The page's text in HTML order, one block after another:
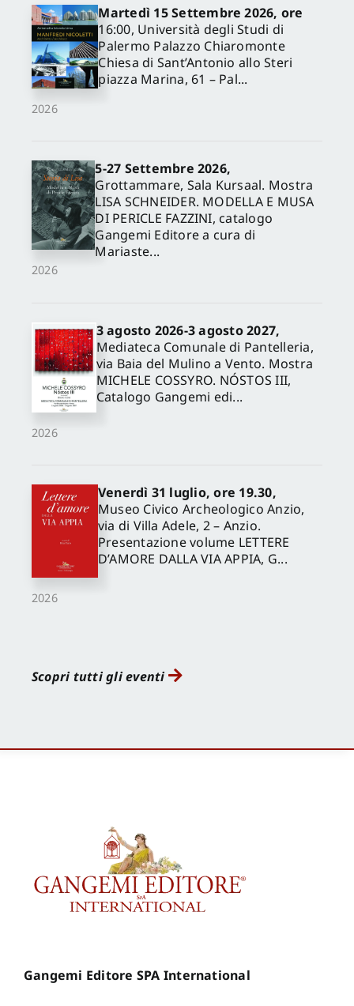
2026
Martedì 15 Settembre 2026, ore
16:00, Università degli Studi di
Palermo Palazzo Chiaromonte
Chiesa di Sant’Antonio allo Steri
piazza Marina, 61 – Pal...
2026
5-27 Settembre 2026,
Grottammare, Sala Kursaal. Mostra
LISA SCHNEIDER. MODELLA E MUSA
DI PERICLE FAZZINI, catalogo
Gangemi Editore a cura di
Mariaste...
2026
3 agosto 2026-3 agosto 2027,
Mediateca Comunale di Pantelleria,
via Baia del Mulino a Vento. Mostra
MICHELE COSSYRO. NÓSTOS III,
Catalogo Gangemi edi...
2026
Venerdì 31 luglio, ore 19.30,
Museo Civico Archeologico Anzio,
via di Villa Adele, 2 – Anzio.
Presentazione volume LETTERE
D’AMORE DALLA VIA APPIA, G...
Scopri tutti gli eventi
Gangemi Editore SPA International